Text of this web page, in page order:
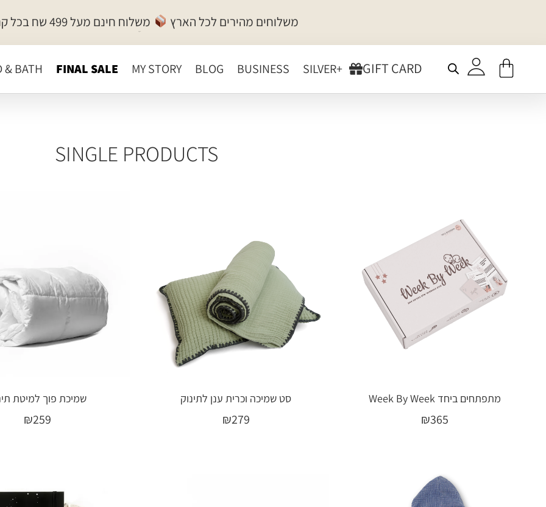
משלוחים מהירים לכל הארץ משלוח חינם מעל 499 שח בכל קנייה!
GIFT CARD
+SILVER
BUSINESS
BLOG
MY STORY
FINAL SALE
& BATH
SINGLE PRODUCTS
מתפתחים ביחד Week By Week
₪365
סט שמיכה וכרית ענן לתינוק
₪279
שמיכת פוך למיטת
₪259